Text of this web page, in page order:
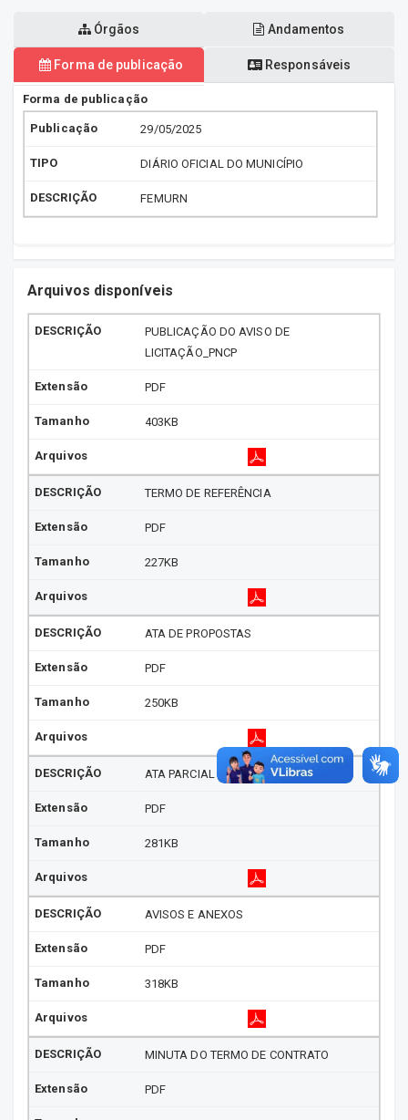
Forma de publicação Responsáveis
Órgãos Andamentos
Forma de publicação
29/05/2025
DIÁRIO OFICIAL DO MUNICÍPIO
FEMURN
Arquivos disponíveis
PUBLICAÇÃO DO AVISO DE
LICITAÇÃO_PNCP
PDF
403KB
TERMO DE REFERÊNCIA
PDF
227KB
ATA DE PROPOSTAS
PDF
250KB
ATA PARCIAL
PDF
281KB
AVISOS E ANEXOS
PDF
318KB
MINUTA DO TERMO DE CONTRATO
PDF